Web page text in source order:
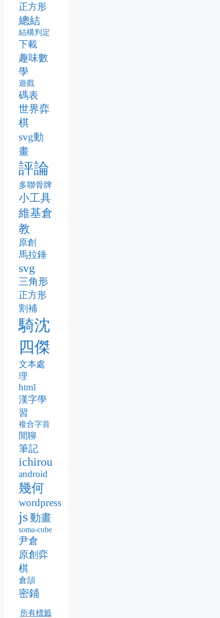
正方形
總結
結構判定
下載
趣味數
學
遊戲
碼表
世界弈
棋
svg動
畫
評論
多聯骨牌
小工具
維基倉
教
原創
馬拉錘
svg
三角形
正方形
割補
騎沈
四傑
文本處
理
html
漢字學
習
複合字首
閒聊
筆記
ichirou
android
幾何
wordpress
js 動畫
soma-cube
尹倉
原創弈
棋
倉頡
密鋪
所有標籤